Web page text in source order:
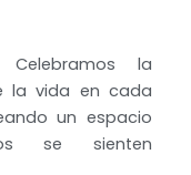
la
la vida en cada
un espacio
se sienten